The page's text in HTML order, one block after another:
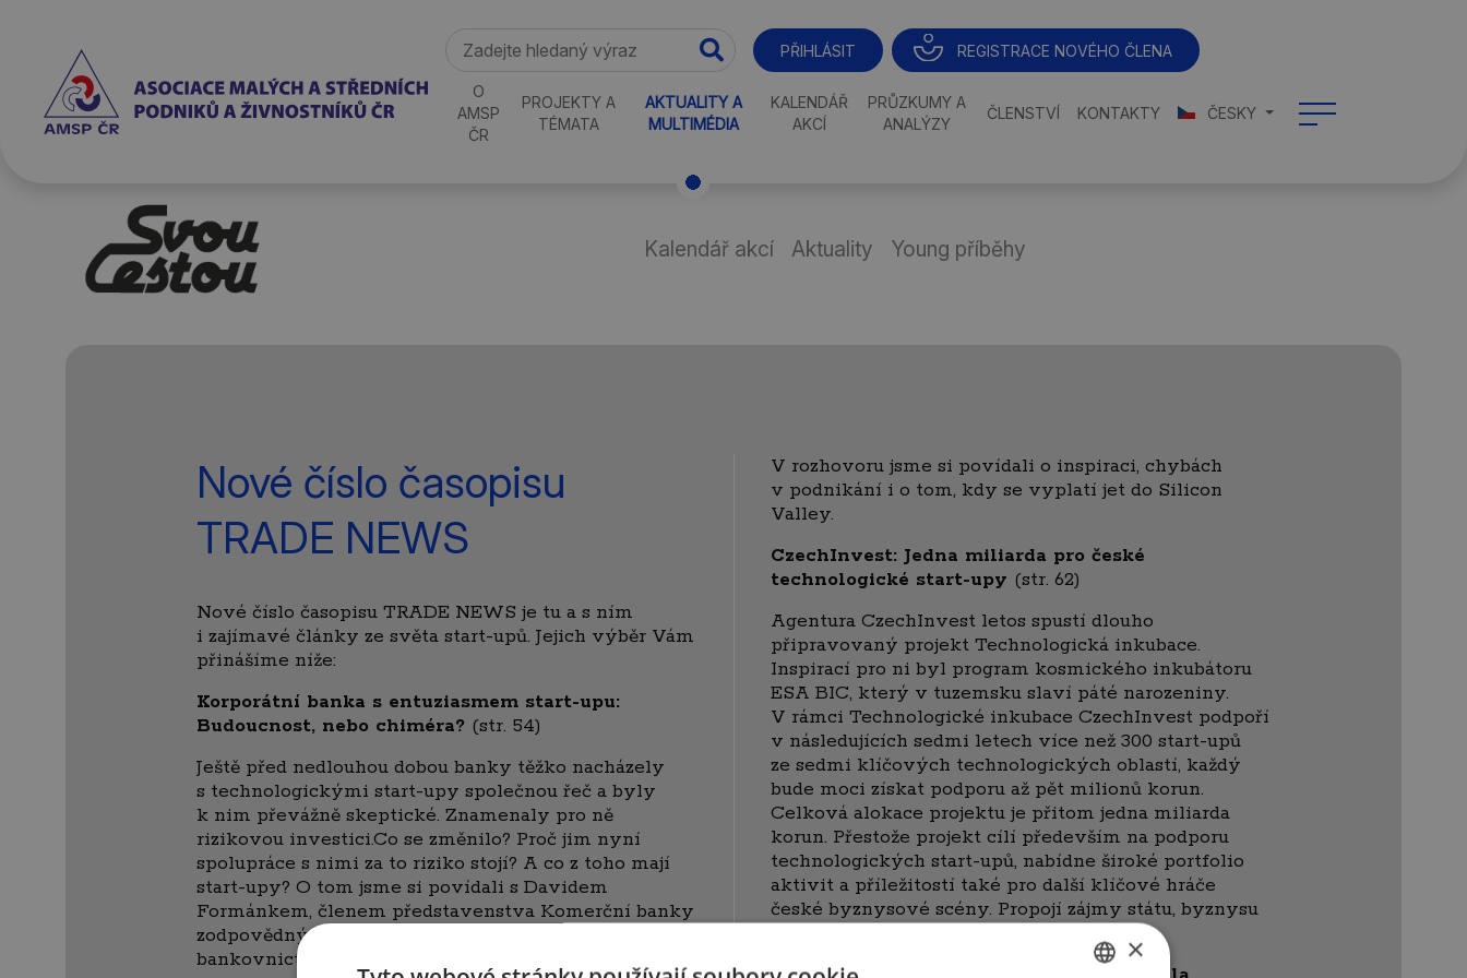
PŘIHLÁSIT REGISTRACE NOVÉHO ČLENA
O
AMSP
ČR
PROJEKTY A
TÉMATA
AKTUALITY A
MULTIMÉDIA
KALENDÁŘ
AKCÍ
PRŮZKUMY A
ANALÝZY
ČLENSTVÍ KONTAKTY ČESKY
Kalendář akcí Aktuality Young příběhy
Nové číslo časopisu
TRADE NEWS
Nové číslo časopisu TRADE NEWS je tu a s ním
i zajímavé články ze světa start-upů. Jejich výběr Vám
přinášíme níže:
Korporátní banka s entuziasmem start-upu:
Budoucnost, nebo chiméra? (str. 54)
Ještě před nedlouhou dobou banky těžko nacházely
s technologickými start-upy společnou řeč a byly
k nim převážně skeptické. Znamenaly pro ně
rizikovou investici.Co se změnilo? Proč jim nyní
spolupráce s nimi za to riziko stojí? A co z toho mají
start-upy? O tom jsme si povídali s Davidem
Formánkem, členem představenstva Komerční banky
zodpovědným za investiční a korporátní
bankovnictví.
V rozhovoru jsme si povídali o inspiraci, chybách
v podnikání i o tom, kdy se vyplatí jet do Silicon
Valley.
CzechInvest: Jedna miliarda pro české
technologické start-upy (str. 62)
Agentura CzechInvest letos spustí dlouho
připravovaný projekt Technologická inkubace.
Inspirací pro ni byl program kosmického inkubátoru
ESA BIC, který v tuzemsku slaví páté narozeniny.
V rámci Technologické inkubace CzechInvest podpoří
v následujících sedmi letech více než 300 start-upů
ze sedmi klíčových technologických oblastí, každý
bude moci získat podporu až pět milionů korun.
Celková alokace projektu je přitom jedna miliarda
korun. Přestože projekt cílí především na podporu
technologických start-upů, nabídne široké portfolio
aktivit a příležitostí také pro další klíčové hráče
české byznysové scény. Propojí zájmy státu, byznysu
×